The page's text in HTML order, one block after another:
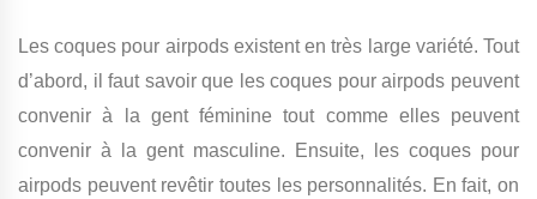
Les coques pour airpods existent en très large variété. Tout
d’abord, il faut savoir que les coques pour airpods peuvent
convenir à la gent féminine tout comme elles peuvent
convenir à la gent masculine. Ensuite, les coques pour
airpods peuvent revêtir toutes les personnalités. En fait, on